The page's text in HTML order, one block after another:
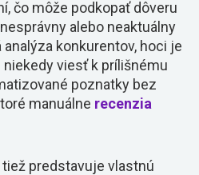
čo môže podkopať dôveru
alebo neaktuálny
konkurentov, hoci je
viesť k prílišnému
poznatky bez
manuálne recenzia
predstavuje vlastnú